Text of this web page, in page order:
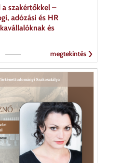
a szakértőkkel –
adózási és HR
és
megtekintés